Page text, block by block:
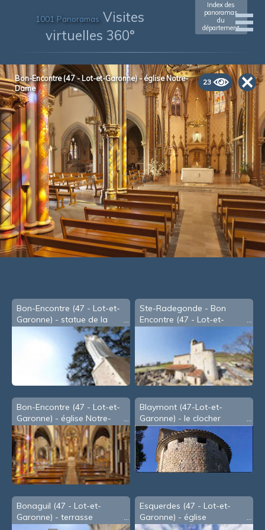
1001 Panoramas Visites
virtuelles 360°
Index des
panoramas
du
département
23
Bon-Encontre (47 - Lot-et-Garonne) - église Notre-
Dame
Bon-Encontre (47 - Lot-et-
Garonne) - statue de la
Vierge
Ste-Radegonde - Bon
Encontre (47 - Lot-et-
Bon-Encontre (47 - Lot-et-
Garonne) - église Notre-
Dame
Blaymont (47-Lot-et-
Garonne) - le clocher
Bonaguil (47 - Lot-et-
Garonne) - terrasse
Esquerdes (47 - Lot-et-
Garonne) - église